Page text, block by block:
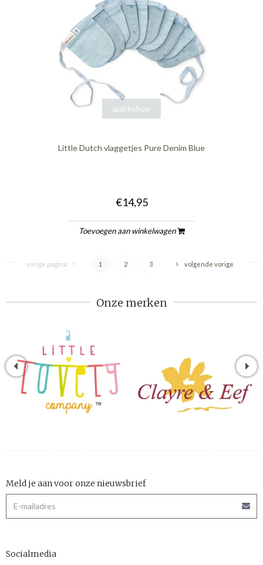
quickshop
Little Dutch vlaggetjes Pure Denim Blue
€14,95
Toevoegen aan winkelwagen
vorige pagina 1 2 3 volgende vorige
Onze merken
Meld je aan voor onze nieuwsbrief
Socialmedia